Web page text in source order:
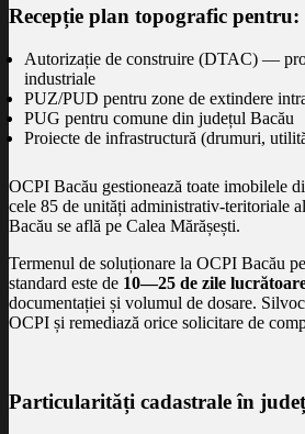
Recepție plan topografic pentru:
Autorizație de construire (DTAC) —
industriale
PUZ/PUD pentru zone de extindere
PUG pentru comune din județul Bacău
Proiecte de infrastructură (drumuri,
OCPI Bacău gestionează toate imobilele
cele 85 de unități administrativ-teritoriale
Bacău se află pe Calea Mărășești.
Termenul de soluționare la OCPI Bacău
standard este de 10—25 de zile
documentației și volumul de dosare.
OCPI și remediază orice solicitare de
Particularități cadastrale în